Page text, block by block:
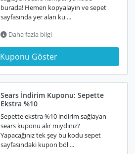
burada! Hemen kopyalayın ve sepet
sayfasında yer alan ku ...
Daha fazla bilgi
Kuponu Göster
Sears İndirim Kuponu: Sepette
Ekstra %10
Sepette ekstra %10 indirim sağlayan
sears kuponu alır mıydınız?
Yapacağınız tek şey bu kodu sepet
sayfasındaki kupon böl ...